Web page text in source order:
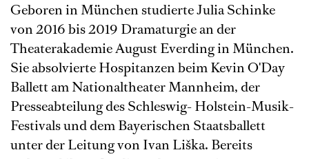
Geboren in München studierte Julia Schinke
von 2016 bis 2019 Dramaturgie an der
Theaterakademie August Everding in München.
Sie absolvierte Hospitanzen beim Kevin O'Day
Ballett am Nationaltheater Mannheim, der
Presseabteilung des Schleswig- Holstein-Musik-
Festivals und dem Bayerischen Staatsballett
unter der Leitung von Ivan Liška. Bereits